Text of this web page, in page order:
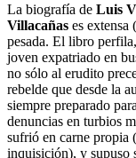
La biografía de Luis
Villacañas es extensa
pesada. El libro
joven expatriado en
no sólo al erudito
rebelde que desde la
siempre preparado
denuncias en turbios
sufrió en carne propia
inquisición), y supuso